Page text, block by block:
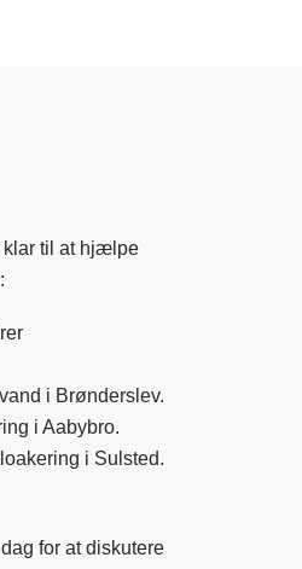
klar til at hjælpe
i Brønderslev.
i Aabybro.
i Sulsted.
for at diskutere